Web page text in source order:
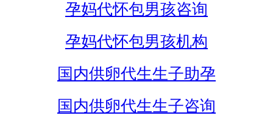
孕妈代怀包男孩咨询
孕妈代怀包男孩机构
国内供卵代生生子助孕
国内供卵代生生子咨询